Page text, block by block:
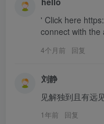
' Click here
connect with the
4个月前 回复
刘静
见解独到且有远
1年前 回复